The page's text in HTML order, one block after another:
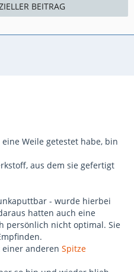
BEITRAG
eine Weile getestet habe, bin
aus dem sie gefertigt
- wurde hierbei
hatten auch eine
persönlich nicht optimal. Sie
anderen Spitze